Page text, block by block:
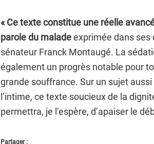
« Ce texte constitue une réelle
parole du maladeexprimée dans ses
sénateur Franck Montaugé. La
également un progrès notable pour
grande souffrance. Sur un sujet
l’intime, ce texte soucieux de la
permettra, je l’espère, d’apaiser le
Partager :